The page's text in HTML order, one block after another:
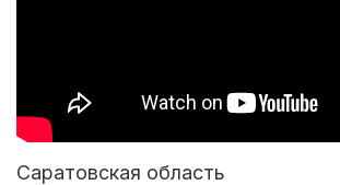
Саратовская область